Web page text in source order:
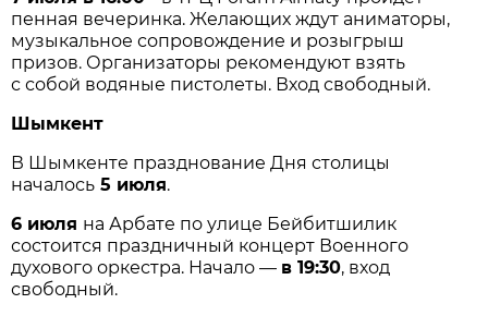
пенная вечеринка. Желающих ждут аниматоры,
музыкальное сопровождение и розыгрыш
призов. Организаторы рекомендуют взять
с собой водяные пистолеты. Вход свободный.
Шымкент
В Шымкенте празднование Дня столицы
началось 5 июля.
6 июля на Арбате по улице Бейбитшилик
состоится праздничный концерт Военного
духового оркестра. Начало — в 19:30, вход
свободный.